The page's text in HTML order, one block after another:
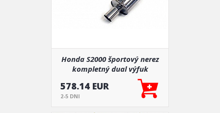
Honda S2000 športový nerez
kompletný dual výfuk
578.14 EUR
2-5 DNI